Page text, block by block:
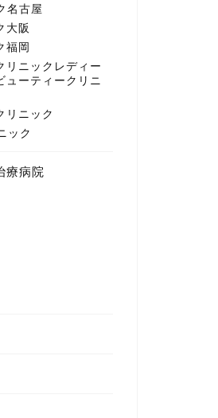
名古屋
大阪
福岡
リニックレディー
ューティークリニ
リニック
ック
療病院